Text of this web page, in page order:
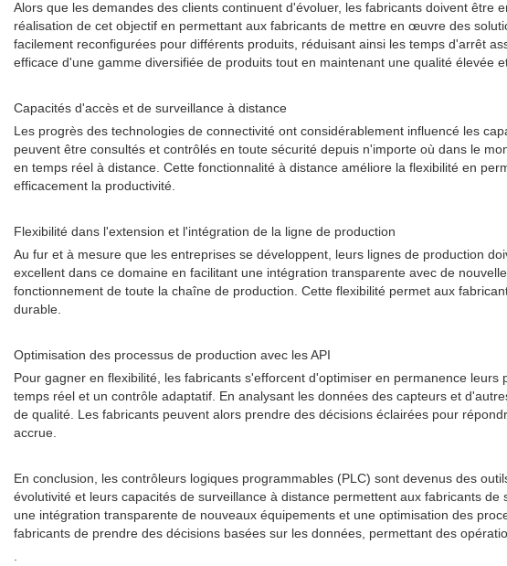
Alors que les demandes des clients continuent d'évoluer, les fabricants doivent
réalisation de cet objectif en permettant aux fabricants de mettre en œuvre des
facilement reconfigurées pour différents produits, réduisant ainsi les temps d'arrêt
efficace d'une gamme diversifiée de produits tout en maintenant une qualité élevée
Capacités d'accès et de surveillance à distance
Les progrès des technologies de connectivité ont considérablement influencé les
peuvent être consultés et contrôlés en toute sécurité depuis n'importe où dans le
en temps réel à distance. Cette fonctionnalité à distance améliore la flexibilité en
efficacement la productivité.
Flexibilité dans l'extension et l'intégration de la ligne de production
Au fur et à mesure que les entreprises se développent, leurs lignes de production
excellent dans ce domaine en facilitant une intégration transparente avec de
fonctionnement de toute la chaîne de production. Cette flexibilité permet aux
durable.
Optimisation des processus de production avec les API
Pour gagner en flexibilité, les fabricants s'efforcent d'optimiser en permanence
temps réel et un contrôle adaptatif. En analysant les données des capteurs et
de qualité. Les fabricants peuvent alors prendre des décisions éclairées pour
accrue.
En conclusion, les contrôleurs logiques programmables (PLC) sont devenus des
évolutivité et leurs capacités de surveillance à distance permettent aux fabricants
une intégration transparente de nouveaux équipements et une optimisation des
fabricants de prendre des décisions basées sur les données, permettant des
.